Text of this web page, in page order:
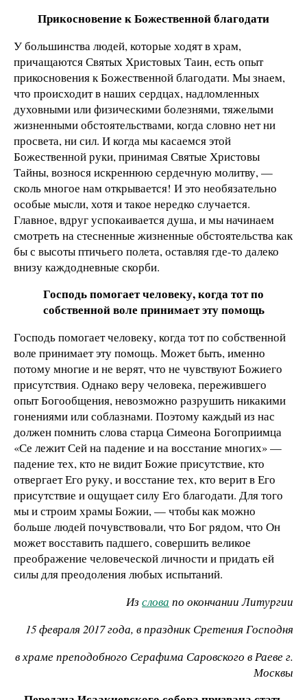
Прикосновение к Божественной благодати
У большинства людей, которые ходят в храм,
причащаются Святых Христовых Таин, есть опыт
прикосновения к Божественной благодати. Мы знаем,
что происходит в наших сердцах, надломленных
духовными или физическими болезнями, тяжелыми
жизненными обстоятельствами, когда словно нет ни
просвета, ни сил. И когда мы касаемся этой
Божественной руки, принимая Святые Христовы
Тайны, вознося искреннюю сердечную молитву, —
сколь многое нам открывается! И это необязательно
особые мысли, хотя и такое нередко случается.
Главное, вдруг успокаивается душа, и мы начинаем
смотреть на стесненные жизненные обстоятельства как
бы с высоты птичьего полета, оставляя где-то далеко
внизу каждодневные скорби.
Господь помогает человеку, когда тот по
собственной воле принимает эту помощь
Господь помогает человеку, когда тот по собственной
воле принимает эту помощь. Может быть, именно
потому многие и не верят, что не чувствуют Божиего
присутствия. Однако веру человека, пережившего
опыт Богообщения, невозможно разрушить никакими
гонениями или соблазнами. Поэтому каждый из нас
должен помнить слова старца Симеона Богоприимца
«Се лежит Сей на падение и на восстание многих» —
падение тех, кто не видит Божие присутствие, кто
отвергает Его руку, и восстание тех, кто верит в Его
присутствие и ощущает силу Его благодати. Для того
мы и строим храмы Божии, — чтобы как можно
больше людей почувствовали, что Бог рядом, что Он
может восставить падшего, совершить великое
преображение человеческой личности и придать ей
силы для преодоления любых испытаний.
Изслова по окончании Литургии
15 февраля 2017 года, в праздник Сретения Господня
в храме преподобного Серафима Саровского в Раеве г.
Москвы